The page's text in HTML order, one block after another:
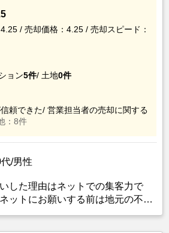
/ 売却価格：4.25 / 売却スピード：
ョン5件/ 土地0件
頼できた/ 営業担当者の売却に関する
：8件
/男性
した理由はネットでの集客力で
ットにお願いする前は地元の不動